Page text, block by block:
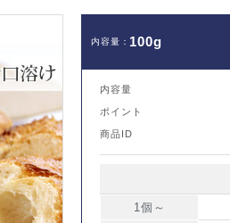
100g
内容量
ポイント
商品ID
1個～